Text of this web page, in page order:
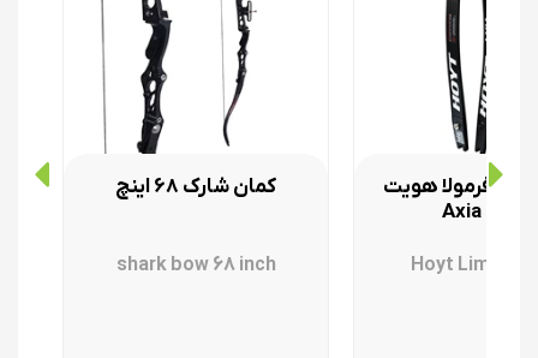
فرمولا هویت
Axia 2024
Hoyt Limbs
کمان شارک 68 اینچ
shark bow 68 inch